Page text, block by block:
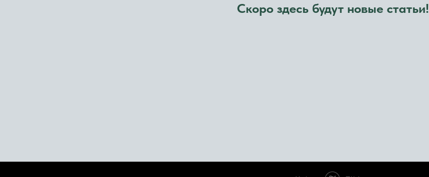
Скоро здесь будут новые статьи!